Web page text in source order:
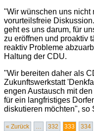
"Wir wünschen uns nicht
vorurteilsfreie
geht es uns darum, für
zu eröffnen und proaktiv
reaktiv Probleme
Haltung der CDU.
"Wir bereiten daher als
Zukunftswerkstatt
engen Austausch mit
für ein langfristiges
diskutieren möchten", so
« Zurück … 332 333 334